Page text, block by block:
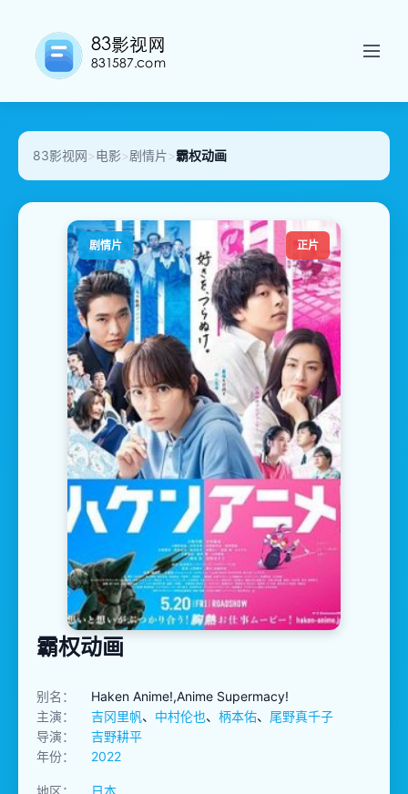
83影视网>电影>剧情片>霸权动画
剧情片 正片
霸权动画
别名：
Haken Anime!,Anime Supermacy!
主演：
吉冈里帆、 中村伦也、 柄本佑、 尾野真千子
导演：
吉野耕平
年份：
2022
地区： 日本